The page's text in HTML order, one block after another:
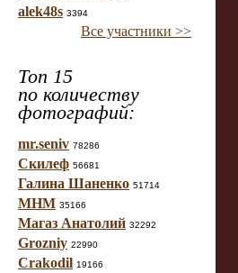
alek48s 3394
Все участники >>
Топ 15
по количеству
фотографий:
mr.seniv 78286
Скилеф 56681
Галина Шаненко 51714
МНМ 35166
Магаз Анатолий 32292
Grozniy 22990
Crakodil 19166